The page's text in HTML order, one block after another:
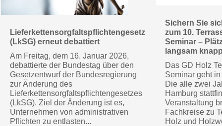
Lieferkettensorgfaltspflichtengesetz
(LkSG) erneut debattiert
Am Freitag, dem 16. Januar 2026,
debattierte der Bundestag über den
Gesetzentwurf der Bundesregierung
zur Änderung des
Lieferkettensorgfaltspflichtengesetzes
(LkSG). Ziel der Änderung ist es,
Unternehmen von administrativen
Pflichten zu entlasten...
Sichern Sie
zum 10.
Seminar –
langsam
Das GD Holz
Seminar geht
Die alle zwei
Hamburg
Veranstaltung
Fachkreise zu
Holz und